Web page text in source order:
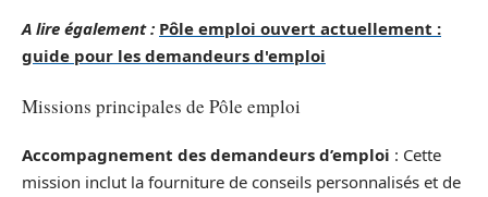
A lire également : Pôle emploi ouvert actuellement :
guide pour les demandeurs d'emploi
Missions principales de Pôle emploi
Accompagnement des demandeurs d’emploi : Cette
mission inclut la fourniture de conseils personnalisés et de